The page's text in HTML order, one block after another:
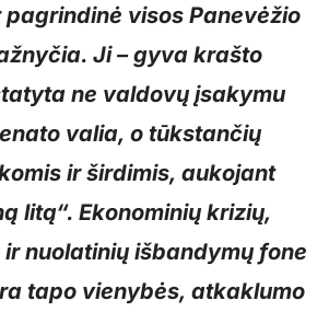
visos Panevėžio
Ji – gyva krašto
ne valdovų įsakymu
valia, o tūkstančių
ir širdimis, aukojant
litą“. Ekonominių krizių,
nuolatinių išbandymų fone
tapo vienybės, atkaklumo